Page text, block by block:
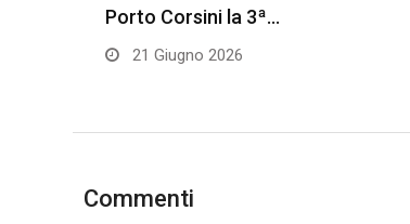
Porto Corsini la 3ª…
21 Giugno 2026
Commenti